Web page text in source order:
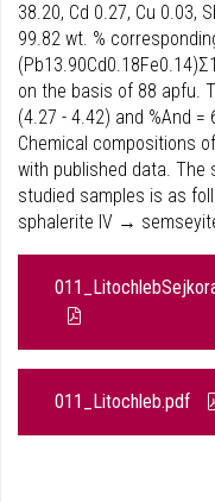
38.20, Cd 0.27, Cu 0.03,
99.82 wt. %
on the basis of 88 apfu.
(4.27 - 4.42) and %And
Chemical compositions
with published data. The
studied samples is as
sphalerite IV →
011_Litochleb.pdf